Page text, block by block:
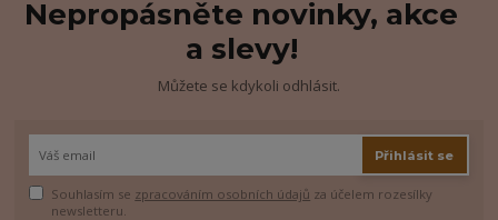
Nepropásněte novinky, akce
a slevy!
Můžete se kdykoli odhlásit.
Přihlásit se
Souhlasím se zpracováním osobních údajů za účelem rozesílky
newsletteru.